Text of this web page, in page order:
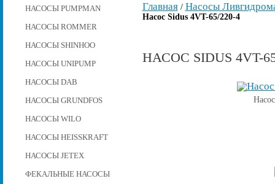
НАСОСЫ PUMPMAN
НАСОСЫ ROMMER
НАСОСЫ SHINHOO
НАСОСЫ UNIPUMP
НАСОСЫ DAB
НАСОСЫ GRUNDFOS
НАСОСЫ WILO
НАСОСЫ HEISSKRAFT
НАСОСЫ JETEX
ФЕКАЛЬНЫЕ НАСОСЫ
Главная/ Насосы
Насос Sidus 4VT-65/220-4
НАСОС SIDUS 4VT-